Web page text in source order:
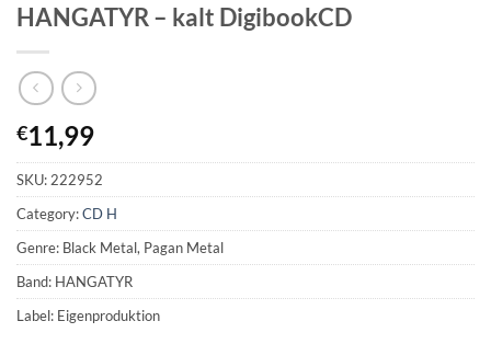
HANGATYR – kalt DigibookCD
€11,99
SKU:222952
Category:CD H
Genre: Black Metal, Pagan Metal
Band: HANGATYR
Label: Eigenproduktion